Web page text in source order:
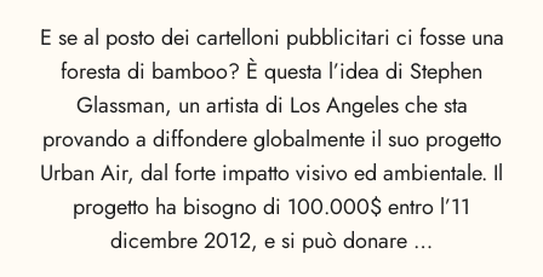
E se al posto dei cartelloni pubblicitari ci fosse una
foresta di bamboo? È questa l’idea di Stephen
Glassman, un artista di Los Angeles che sta
provando a diffondere globalmente il suo progetto
Urban Air, dal forte impatto visivo ed ambientale. Il
progetto ha bisogno di 100.000$ entro l’11
dicembre 2012, e si può donare …